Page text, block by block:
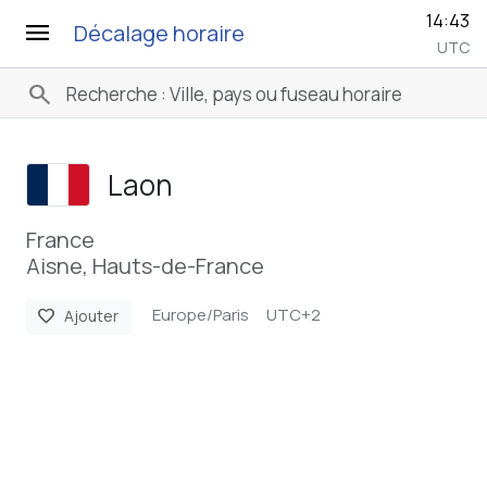
menu Décalage horaire 14:43
UTC
search
Laon
France
Aisne, Hauts-de-France
favorite Ajouter Europe/Paris UTC+2